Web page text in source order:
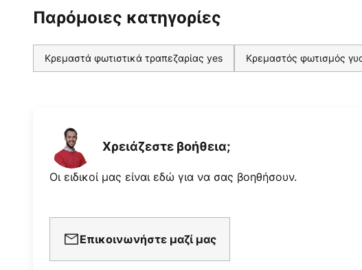
Παρόμοιες κατηγορίες
Κρεμαστά φωτιστικά τραπεζαρίας yes Κρεμαστός φωτισμός
Χρειάζεστε βοήθεια;
Οι ειδικοί μας είναι εδώ για να σας βοηθήσουν.
Επικοινωνήστε μαζί μας